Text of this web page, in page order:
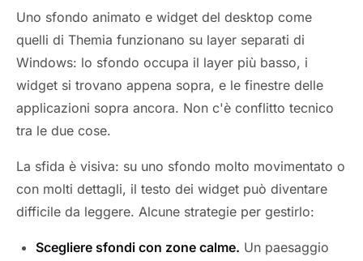
Uno sfondo animato e widget del desktop come
quelli di Themia funzionano su layer separati di
Windows: lo sfondo occupa il layer più basso, i
widget si trovano appena sopra, e le finestre delle
applicazioni sopra ancora. Non c'è conflitto tecnico
tra le due cose.
La sfida è visiva: su uno sfondo molto movimentato o
con molti dettagli, il testo dei widget può diventare
difficile da leggere. Alcune strategie per gestirlo:
Scegliere sfondi con zone calme. Un paesaggio